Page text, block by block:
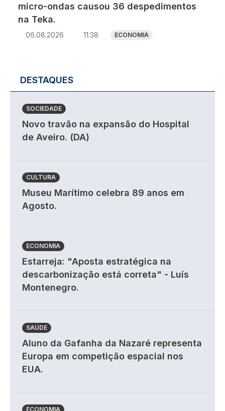
micro-ondas causou 36 despedimentos
na Teka.
06.08.2026 11:38 ECONOMIA
DESTAQUES
SOCIEDADE
Novo travão na expansão do Hospital
de Aveiro. (DA)
CULTURA
Museu Marítimo celebra 89 anos em
Agosto.
ECONOMIA
Estarreja: "Aposta estratégica na
descarbonização está correta" - Luís
Montenegro.
SAÚDE
Aluno da Gafanha da Nazaré representa
Europa em competição espacial nos
EUA.
ECONOMIA